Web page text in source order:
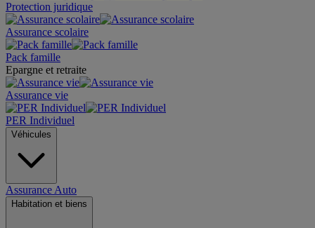
Protection juridique
Assurance scolaire
Pack famille
Epargne et retraite
Assurance vie
PER Individuel
Véhicules
Assurance Auto
Habitation et biens